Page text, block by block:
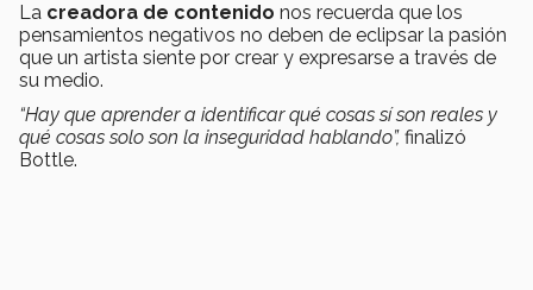
La creadora de contenido nos recuerda que los
pensamientos negativos no deben de eclipsar la pasión
que un artista siente por crear y expresarse a través de
su medio.
“Hay que aprender a identificar qué cosas sí son reales y
qué cosas solo son la inseguridad hablando”, finalizó
Bottle.